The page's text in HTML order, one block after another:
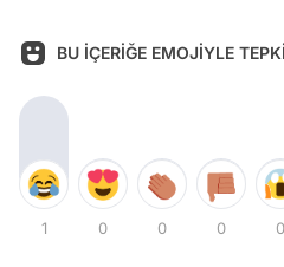
BU İÇERİĞE EMOJİYLE
1 0 0 0 0